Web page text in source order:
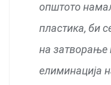
општото
пластика, би
на затворање
елиминација